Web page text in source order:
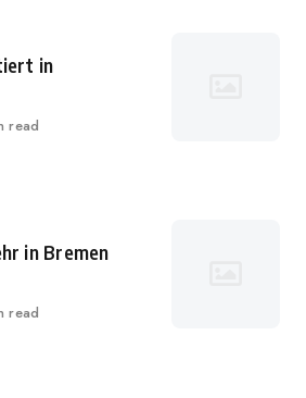
in
read
in Bremen
read